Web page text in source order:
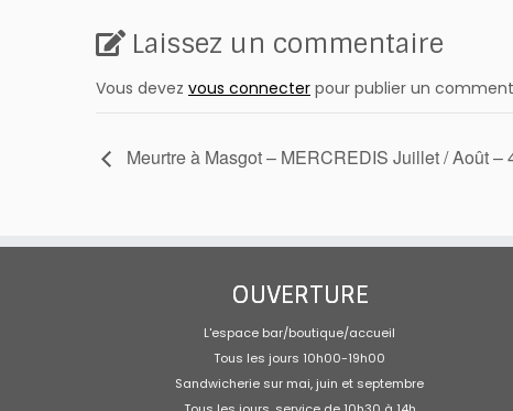
Laissez un commentaire
Vous devez vous connecter pour publier un
Meurtre à Masgot – MERCREDIS Juillet / Août –
OUVERTURE
L'espace bar/boutique/accueil
Tous les jours 10h00-19h00
Sandwicherie sur mai, juin et septembre